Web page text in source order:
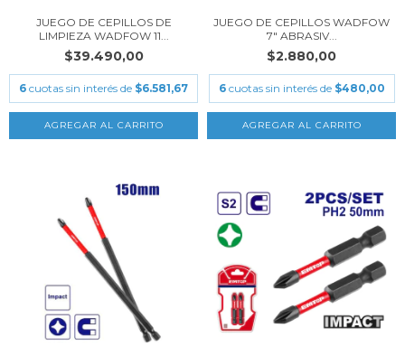
JUEGO DE CEPILLOS DE
LIMPIEZA WADFOW 11...
$39.490,00
6 cuotas sin interés de $6.581,67
JUEGO DE CEPILLOS WADFOW
7" ABRASIV...
$2.880,00
6 cuotas sin interés de $480,00